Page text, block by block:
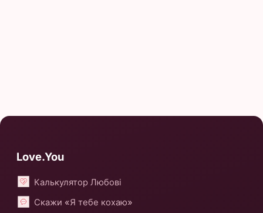
Love.You
Калькулятор Любові
Скажи «Я тебе кохаю»